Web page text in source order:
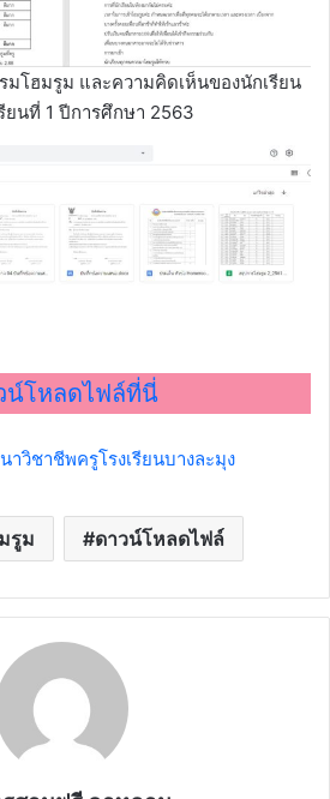
มโฮมรูม และความคิดเห็นของนักเรียน
ยนที่ 1 ปีการศึกษา 2563
น์โหลดไฟล์ที่นี่
วิชาชีพครูโรงเรียนบางละมุง
รูม ดาวน์โหลดไฟล์